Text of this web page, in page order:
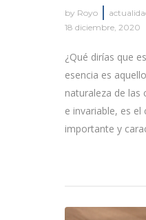
by Royo
18 diciembre, 2020
¿Qué dirías que
esencia es
naturaleza de las
e invariable, es
importante y